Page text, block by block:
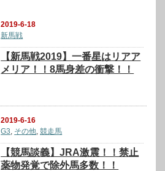
2019-6-18
新馬戦
【新馬戦2019】一番星はリアア
メリア！！8馬身差の衝撃！！
2019-6-16
G3 その他 ,競走馬
【競馬談義】JRA激震！！禁止
薬物発覚で除外馬多数！！